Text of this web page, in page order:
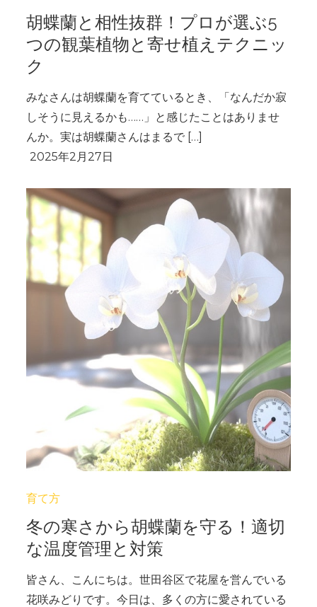
胡蝶蘭と相性抜群！プロが選ぶ5
つの観葉植物と寄せ植えテクニッ
ク
みなさんは胡蝶蘭を育てているとき、「なんだか寂
しそうに見えるかも……」と感じたことはありませ
んか。実は胡蝶蘭さんはまるで […]
育て方
冬の寒さから胡蝶蘭を守る！適切
な温度管理と対策
皆さん、こんにちは。世田谷区で花屋を営んでいる
花咲みどりです。今日は、多くの方に愛されている